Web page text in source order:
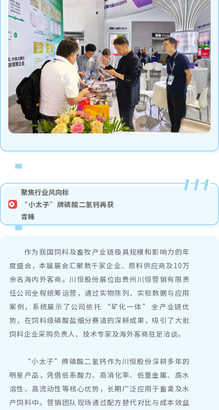
聚焦行业风向标
“小太子”牌磷酸二氢钙再获
青睐
作为我国饲料及畜牧产业链极具规模和影响力的年
度盛会，本届展会汇聚数千家企业、原料供应商及10万
余名海内外客商。川恒股份展位由贵州川恒营销有限责
任公司全程统筹运营，通过实物陈列、实验数据与应用
案例，系统展示了公司依托 “矿化一体” 全产业链优
势，在饲料级磷酸盐细分赛道的深耕成果，吸引了大批
饲料企业采购负责人、技术专家及海外客商驻足洽谈。
“小太子”牌磷酸二氢钙作为川恒股份深耕多年的
明星产品，凭借低 系酸力、高消化率、低重金属、高水
溶性、高流动性等核心优势，长期广泛应用于畜禽及水
产饲料中。营销团队现场通过配方替代对比与成本效益